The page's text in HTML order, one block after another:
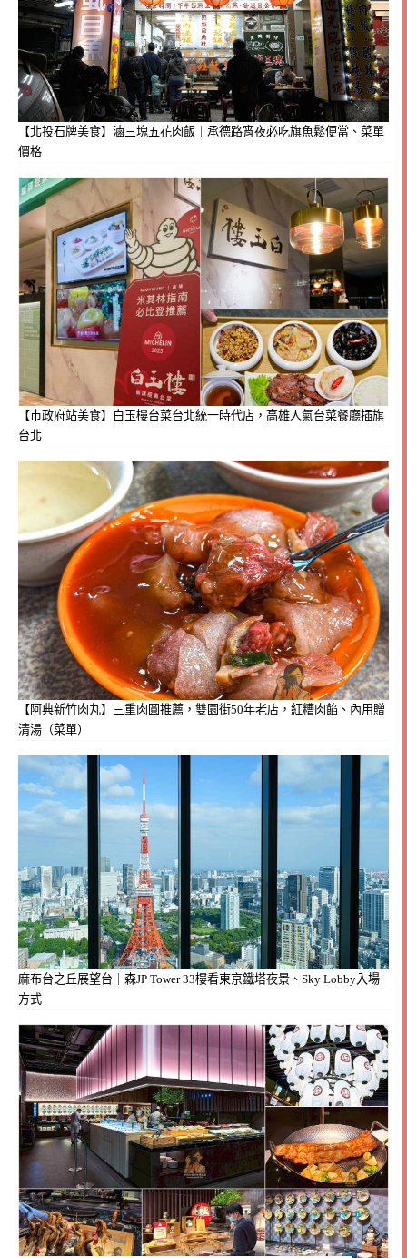
【北投石牌美食】滷三塊五花肉飯｜承德路宵夜必吃旗魚鬆便當、菜單
價格
【市政府站美食】白玉樓台菜台北統一時代店，高雄人氣台菜餐廳插旗
台北
【阿典新竹肉丸】三重肉圓推薦，雙園街50年老店，紅糟肉餡、內用贈
清湯（菜單）
麻布台之丘展望台｜森JP Tower 33樓看東京鐵塔夜景、Sky Lobby入場
方式